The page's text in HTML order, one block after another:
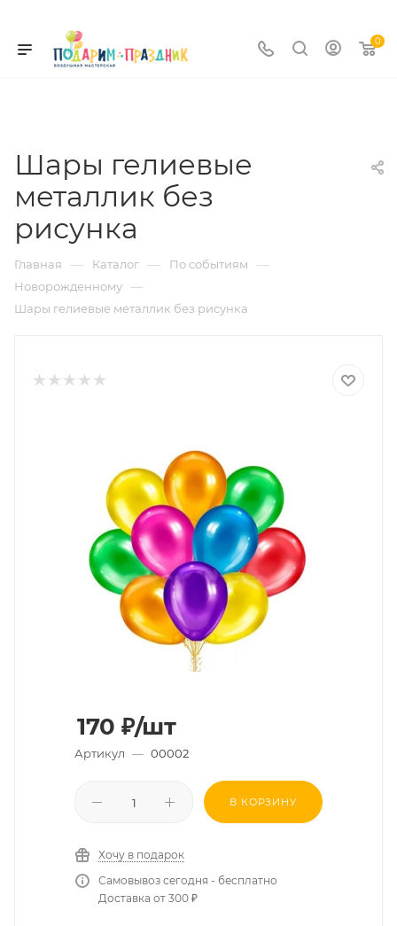
0
Шары гелиевые
металлик без
рисунка
Главная — Каталог — По событиям —
Новорожденному —
Шары гелиевые металлик без рисунка
170 ₽/шт
Артикул — 00002
В КОРЗИНУ
Хочу в подарок
Самовывоз сегодня - бесплатно
Доставка от 300 ₽